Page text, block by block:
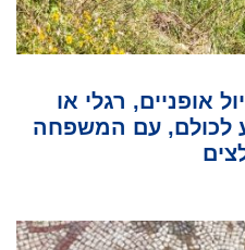
אופניים, רגלי או
טבע לכולם, עם המשפחה